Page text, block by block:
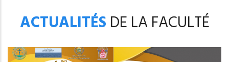
ACTUALITÉS DE LA FACULTÉ